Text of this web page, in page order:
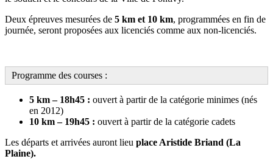
Deux épreuves mesurées de 5 km et 10 km, programmées en fin de
journée, seront proposées aux licenciés comme aux non-licenciés.
Programme des courses :
5 km – 18h45 : ouvert à partir de la catégorie minimes (nés
en 2012)
10 km – 19h45 : ouvert à partir de la catégorie cadets
Les départs et arrivées auront lieu place Aristide Briand (La
Plaine).